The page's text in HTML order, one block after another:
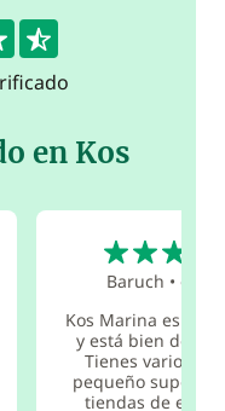
en Kos
Baruch • oct
Kos Marina es
y está bien
Tienes varios
pequeño
tiendas de